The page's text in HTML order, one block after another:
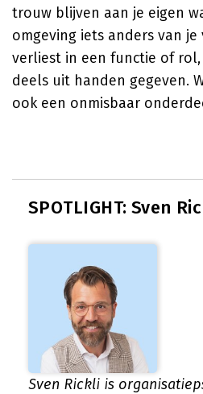
trouw blijven aan je eigen
omgeving iets anders van je
verliest in een functie of
deels uit handen gegeven.
ook een onmisbaar
SPOTLIGHT: Sven
Sven Rickli is